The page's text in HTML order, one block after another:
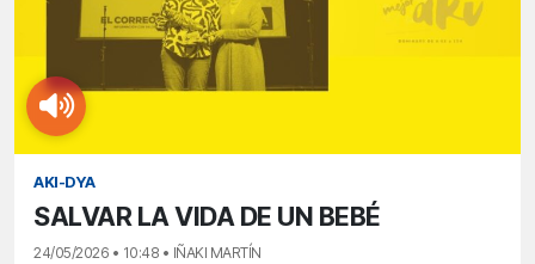
AKI-DYA
SALVAR LA VIDA DE UN BEBÉ
24/05/2026 • 10:48 • IÑAKI MARTÍN